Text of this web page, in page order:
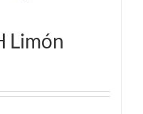
Limón